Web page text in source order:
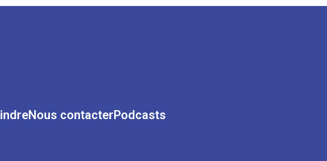
Nous contacterPodcasts